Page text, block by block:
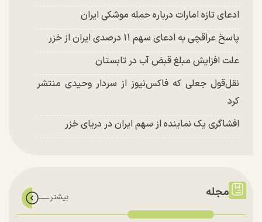
ادعای تازه امارات درباره حمله موشکی ایران
پاسخ عراقچی به ادعای سهم ۱۱ درصدی ایران از خزر
علت افزایش مبلغ قبض آب در تابستان
نقل‌قول جعلی که فاکس‌نیوز از سردار وحیدی منتشر
کرد
افشاگری یک نماینده از سهم ایران در دریای خزر
مجله